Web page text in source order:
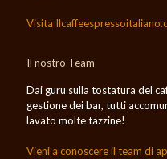
Visita
Il nostro Team
Dai guru sulla tostatura del
gestione dei bar, tutti
lavato molte tazzine!
Vieni a conoscere il team di